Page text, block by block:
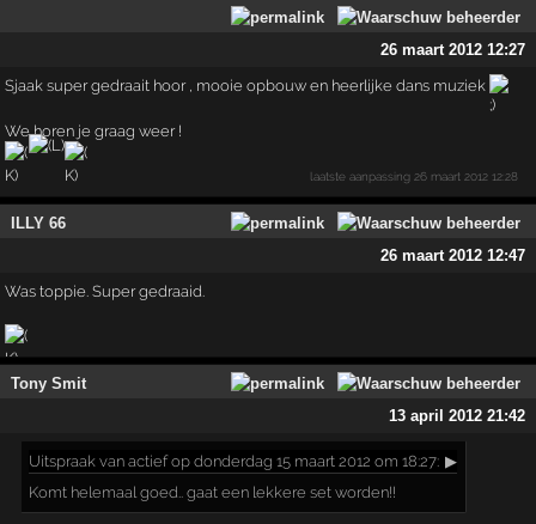
26 maart 2012 12:27
Sjaak super gedraait hoor , mooie opbouw en heerlijke dans muziek
We horen je graag weer !
laatste aanpassing 26 maart 2012 12:28
ILLY 66
26 maart 2012 12:47
Was toppie. Super gedraaid.
Tony Smit
13 april 2012 21:42
Uitspraak van actief op donderdag 15 maart 2012 om 18:27: ▶
Komt helemaal goed.. gaat een lekkere set worden!!